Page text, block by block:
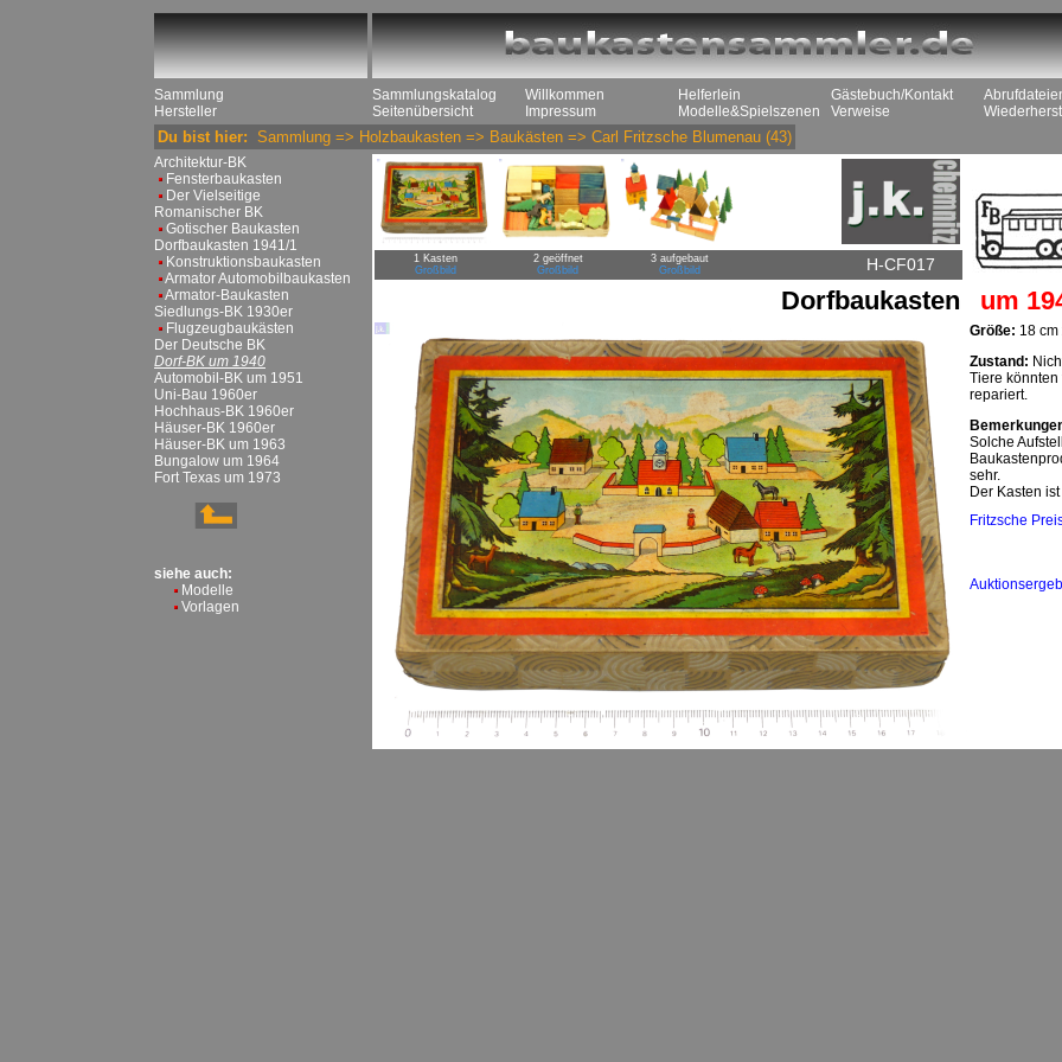
Sammlung
Hersteller
Sammlungskatalog
Seitenübersicht
Willkommen
Impressum
Helferlein
Modelle&Spielszenen
Gästebuch/Kontakt
Verweise
Du bist hier: Sammlung => Holzbaukasten => Baukästen => Carl Fritzsche Blumenau (43)
Architektur-BK
Fensterbaukasten
Der Vielseitige
Romanischer BK
Gotischer Baukasten
Dorfbaukasten 1941/1
Konstruktionsbaukasten
Armator Automobilbaukasten
Armator-Baukasten
Siedlungs-BK 1930er
Flugzeugbaukästen
Der Deutsche BK
Dorf-BK um 1940
Automobil-BK um 1951
Uni-Bau 1960er
Hochhaus-BK 1960er
Häuser-BK 1960er
Häuser-BK um 1963
Bungalow um 1964
Fort Texas um 1973
siehe auch:
Modelle
Vorlagen
1 Kasten
Großbild
2 geöffnet
Großbild
3 aufgebaut
Großbild
H-CF017
Dorfbaukasten um
Größe: 18 cm
Zustand:
Tiere
repariert.
Solche
sehr.
Der Kasten
Fritzsche